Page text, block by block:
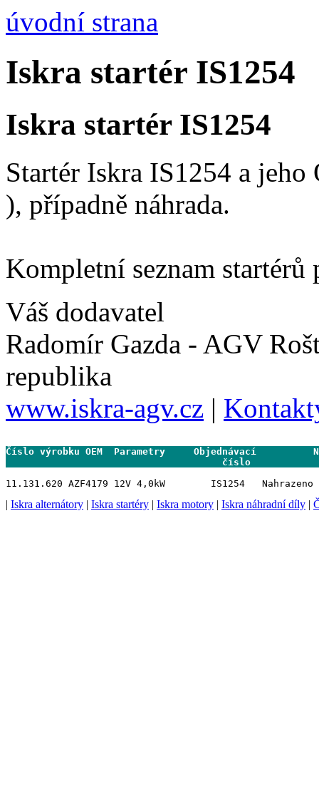
úvodní strana
Iskra startér IS1254
Iskra startér IS1254
Startér Iskra IS1254 a
), případně náhrada.
Kompletní seznam
Váš dodavatel
Radomír Gazda - AGV
republika
www.iskra-agv.cz |
Číslo výrobku OEM  Parametry
| Iskra alternátory | Iskra startéry | Iskra motory | Iskra náhradní díly |